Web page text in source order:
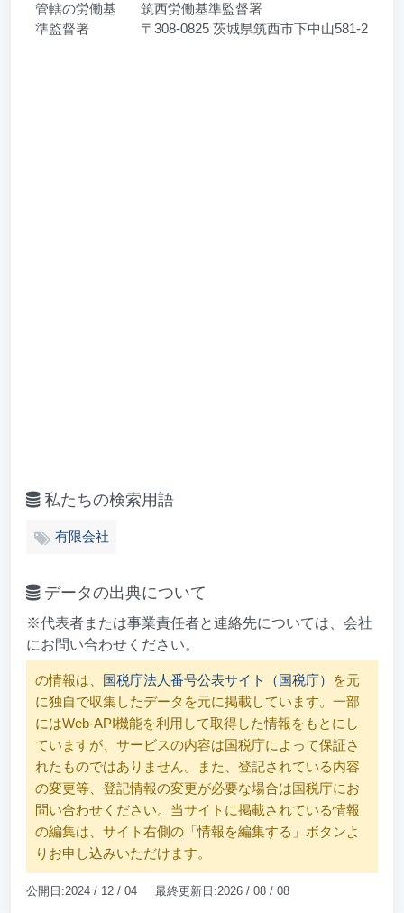
管轄の労働基
準監督署
筑西労働基準監督署
〒308-0825 茨城県筑西市下中山581-2
私たちの検索用語
有限会社
データの出典について
※代表者または事業責任者と連絡先については、会社
にお問い合わせください。
の情報は、 国税庁法人番号公表サイト（国税庁）
を元
に独自で収集したデータを元に掲載しています。一部
にはWeb-API機能を利用して取得した情報をもとにし
ていますが、サービスの内容は国税庁によって保証さ
れたものではありません。また、登記されている内容
の変更等、登記情報の変更が必要な場合は国税庁にお
問い合わせください。当サイトに掲載されている情報
の編集は、サイト右側の「情報を編集する」ボタンよ
りお申し込みいただけます。
公開日:2024 / 12 / 04 最終更新日:2026 / 08 / 08